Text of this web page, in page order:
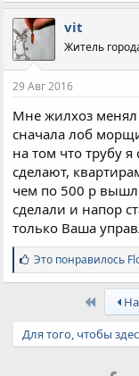
vit
Житель
29 Авг 2016
Мне жилхоз
сначала лоб
на том что трубу
сделают,
чем по 500 р
сделали и напор
только Ваша
С
и
м
т
и
Это понравилось
First
Для того, чтобы